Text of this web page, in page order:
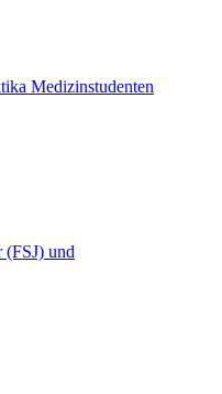
Medizinstudenten
(FSJ) und